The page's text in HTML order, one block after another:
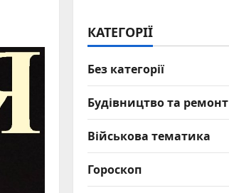
КАТЕГОРІЇ
Без категорії
Будівництво та ремонт
Військова тематика
Гороскоп